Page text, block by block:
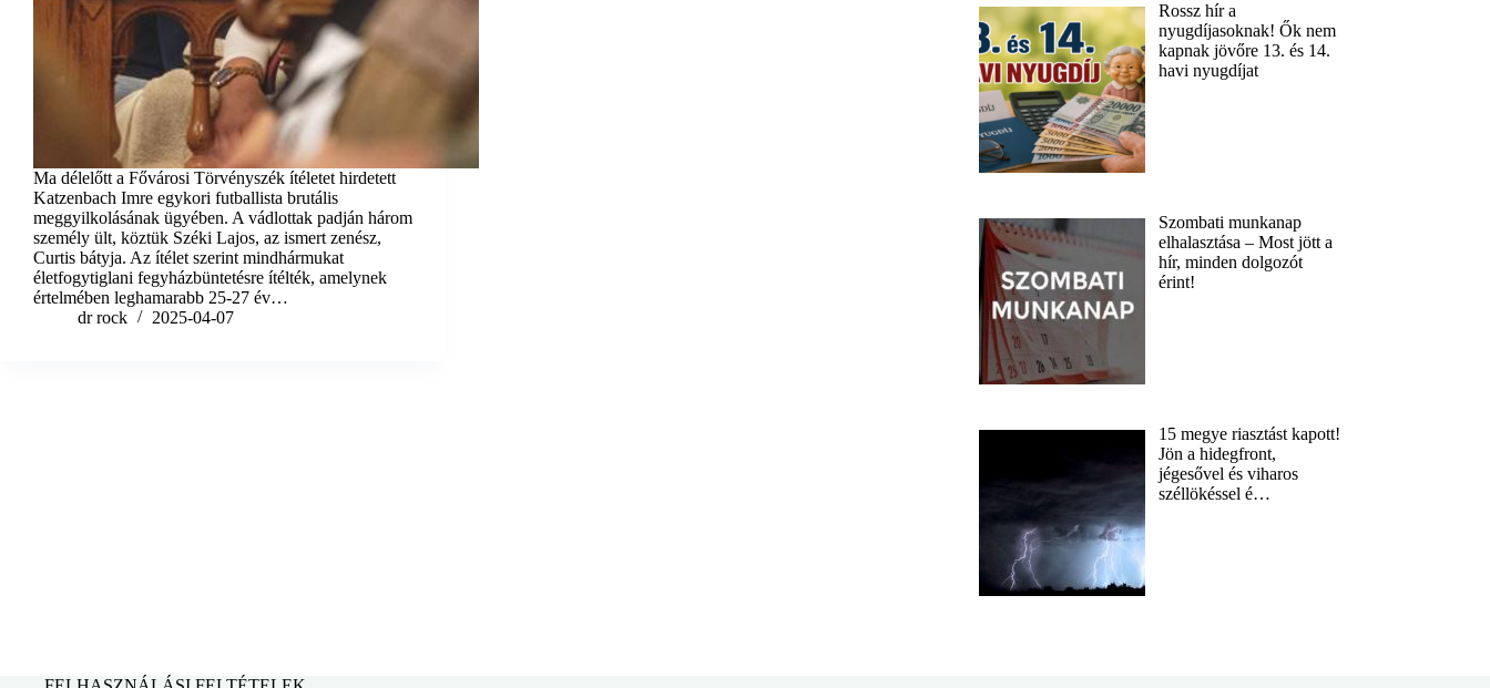
Ma délelőtt a Fővárosi Törvényszék ítéletet hirdetett
Katzenbach Imre egykori futballista brutális
meggyilkolásának ügyében. A vádlottak padján három
személy ült, köztük Széki Lajos, az ismert zenész,
Curtis bátyja. Az ítélet szerint mindhármukat
életfogytiglani fegyházbüntetésre ítélték, amelynek
értelmében leghamarabb 25-27 év…
dr rock
2025-04-07
Rossz hír a
nyugdíjasoknak! Ők nem
kapnak jövőre 13. és 14.
havi nyugdíjat
Szombati munkanap
elhalasztása – Most jött a
hír, minden dolgozót
érint!
15 megye riasztást kapott!
Jön a hidegfront,
jégesővel és viharos
széllökéssel é…